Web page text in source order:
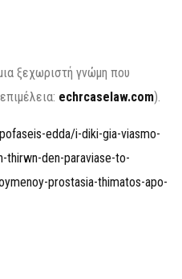
ξεχωριστή γνώμη που
echrcaselaw.com).
edda/i-diki-gia-viasmo-
thirwn-den-paraviase-to-
prostasia-thimatos-apo-